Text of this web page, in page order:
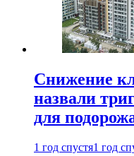
Снижение
назвали
для
1 год спустя1 год